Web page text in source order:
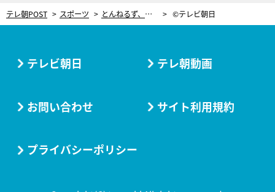
テレ朝POST スポーツ とんねるず、アスリートとリモート対談！ステイホームの過ごし方は「吐くほどキツイ練習」 ©テレビ朝日
テレビ朝日 テレ朝動画
お問い合わせ サイト利用規約
プライバシーポリシー